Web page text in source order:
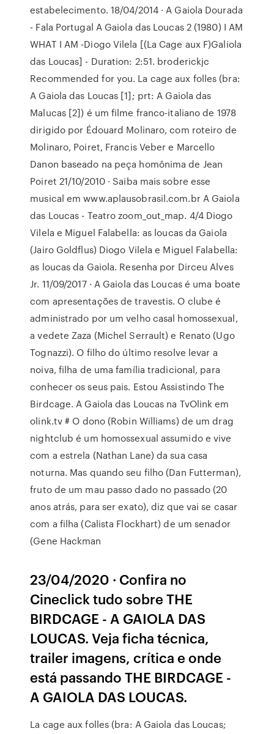
estabelecimento. 18/04/2014 · A Gaiola Dourada
- Fala Portugal A Gaiola das Loucas 2 (1980) I AM
WHAT I AM -Diogo Vilela [(La Cage aux F)Galiola
das Loucas] - Duration: 2:51. broderickjc
Recommended for you. La cage aux folles (bra:
A Gaiola das Loucas [1]; prt: A Gaiola das
Malucas [2]) é um filme franco-italiano de 1978
dirigido por Édouard Molinaro, com roteiro de
Molinaro, Poiret, Francis Veber e Marcello
Danon baseado na peça homônima de Jean
Poiret 21/10/2010 · Saiba mais sobre esse
musical em www.aplausobrasil.com.br A Gaiola
das Loucas - Teatro zoom_out_map. 4/4 Diogo
Vilela e Miguel Falabella: as loucas da Gaiola
(Jairo Goldflus) Diogo Vilela e Miguel Falabella:
as loucas da Gaiola. Resenha por Dirceu Alves
Jr. 11/09/2017 · A Gaiola das Loucas é uma boate
com apresentações de travestis. O clube é
administrado por um velho casal homossexual,
a vedete Zaza (Michel Serrault) e Renato (Ugo
Tognazzi). O filho do último resolve levar a
noiva, filha de uma família tradicional, para
conhecer os seus pais. Estou Assistindo The
Birdcage. A Gaiola das Loucas na TvOlink em
olink.tv # O dono (Robin Williams) de um drag
nightclub é um homossexual assumido e vive
com a estrela (Nathan Lane) da sua casa
noturna. Mas quando seu filho (Dan Futterman),
fruto de um mau passo dado no passado (20
anos atrás, para ser exato), diz que vai se casar
com a filha (Calista Flockhart) de um senador
(Gene Hackman
23/04/2020 · Confira no
Cineclick tudo sobre THE
BIRDCAGE - A GAIOLA DAS
LOUCAS. Veja ficha técnica,
trailer imagens, crítica e onde
está passando THE BIRDCAGE -
A GAIOLA DAS LOUCAS.
La cage aux folles (bra: A Gaiola das Loucas;